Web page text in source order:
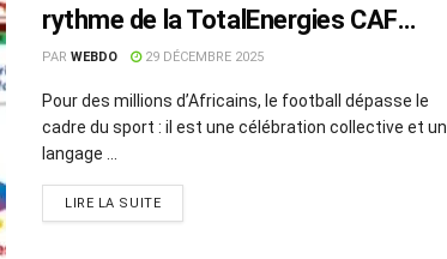
rythme de la TotalEnergies CAF
Coupe d’Afrique des Nations, Maroc
2025
PAR WEBDO 29 DÉCEMBRE 2025
Pour des millions d’Africains, le football dépasse le
cadre du sport : il est une célébration collective et un
langage ...
LIRE LA SUITE